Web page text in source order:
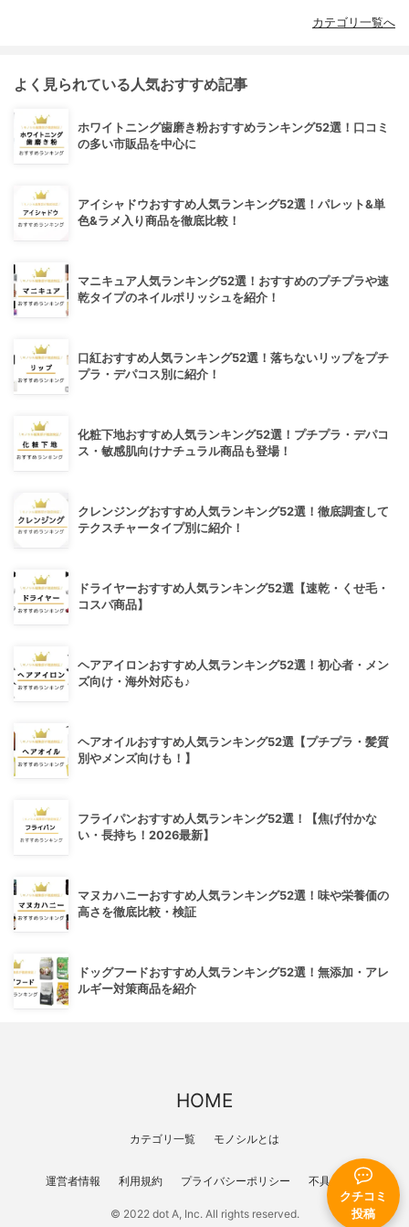
クチコミ
投稿
カテゴリ一覧へ
よく見られている人気おすすめ記事
ホワイトニング歯磨き粉おすすめランキング52選！口コミ
の多い市販品を中心に
アイシャドウおすすめ人気ランキング52選！パレット&単
色&ラメ入り商品を徹底比較！
マニキュア人気ランキング52選！おすすめのプチプラや速
乾タイプのネイルポリッシュを紹介！
口紅おすすめ人気ランキング52選！落ちないリップをプチ
プラ・デパコス別に紹介！
化粧下地おすすめ人気ランキング52選！プチプラ・デパコ
ス・敏感肌向けナチュラル商品も登場！
クレンジングおすすめ人気ランキング52選！徹底調査して
テクスチャータイプ別に紹介！
ドライヤーおすすめ人気ランキング52選【速乾・くせ毛・
コスパ商品】
ヘアアイロンおすすめ人気ランキング52選！初心者・メン
ズ向け・海外対応も♪
ヘアオイルおすすめ人気ランキング52選【プチプラ・髪質
別やメンズ向けも！】
フライパンおすすめ人気ランキング52選！【焦げ付かな
い・長持ち！2026最新】
マヌカハニーおすすめ人気ランキング52選！味や栄養価の
高さを徹底比較・検証
ドッグフードおすすめ人気ランキング52選！無添加・アレ
ルギー対策商品を紹介
HOME
カテゴリ一覧 モノシルとは
運営者情報 利用規約 プライバシーポリシー 不具合報告
© 2022 dot A, Inc. All rights reserved.